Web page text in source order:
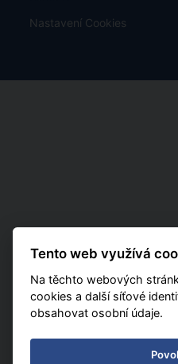
Nastavení Cookies
Tento web využívá
Na těchto webových
cookies a další síťové
obsahovat osobní údaje.